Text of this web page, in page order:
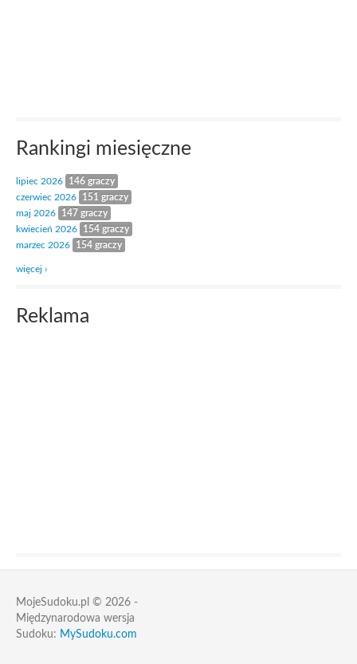
Rankingi miesięczne
lipiec 2026
146 graczy
czerwiec 2026
151 graczy
maj 2026
147 graczy
kwiecień 2026
154 graczy
marzec 2026
154 graczy
więcej ›
Reklama
MojeSudoku.pl © 2026 -
Międzynarodowa wersja
Sudoku: MySudoku.com